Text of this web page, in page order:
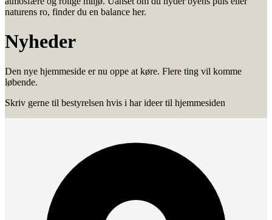
naturens ro, finder du en balance her.
Nyheder
Den nye hjemmeside er nu oppe at køre. Flere ting vil komme
løbende.
Skriv gerne til bestyrelsen hvis i har ideer til hjemmesiden